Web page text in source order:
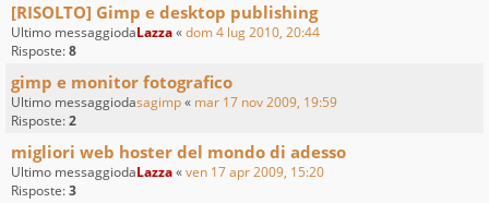
[RISOLTO] Gimp e desktop publishing
Ultimo messaggiodaLazza«dom 4 lug 2010, 20:44
Risposte:8
gimp e monitor fotografico
Ultimo messaggiodasagimp« mar 17 nov 2009, 19:59
Risposte:2
migliori web hoster del mondo di adesso
Ultimo messaggiodaLazza«ven 17 apr 2009, 15:20
Risposte:3